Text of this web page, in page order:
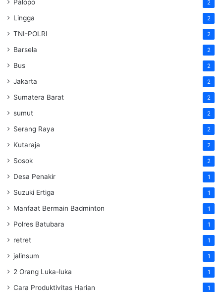
Palopo 2
Lingga 2
TNI-POLRI 2
Barsela 2
Bus 2
Jakarta 2
Sumatera Barat 2
sumut 2
Serang Raya 2
Kutaraja 2
Sosok 2
Desa Penakir 1
Suzuki Ertiga 1
Manfaat Bermain Badminton 1
Polres Batubara 1
retret 1
jalinsum 1
2 Orang Luka-luka 1
Cara Produktivitas Harian 1